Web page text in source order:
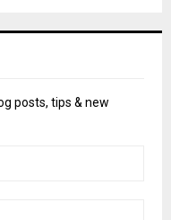
posts, tips & new